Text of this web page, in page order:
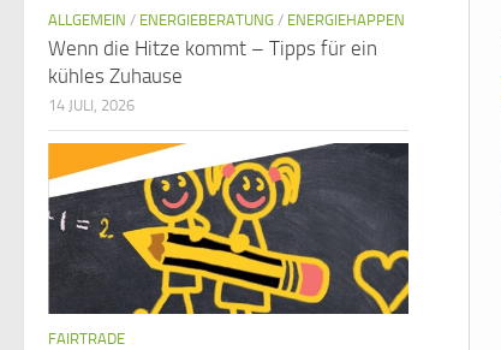
ALLGEMEIN / ENERGIEBERATUNG / ENERGIEHAPPEN
Wenn die Hitze kommt – Tipps für ein
kühles Zuhause
14 JULI, 2026
FAIRTRADE